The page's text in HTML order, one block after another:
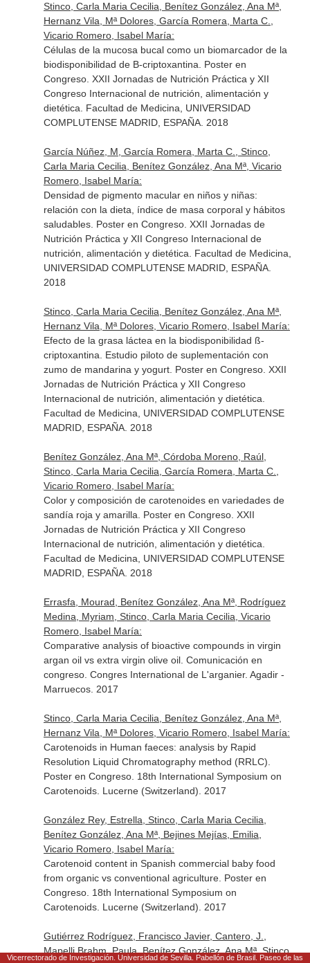
Stinco, Carla Maria Cecilia, Benítez González, Ana Mª,
Hernanz Vila, Mª Dolores, García Romera, Marta C.,
Vicario Romero, Isabel María:
Células de la mucosa bucal como un biomarcador de la
biodisponibilidad de B-criptoxantina. Poster en
Congreso. XXII Jornadas de Nutrición Práctica y XII
Congreso Internacional de nutrición, alimentación y
dietética. Facultad de Medicina, UNIVERSIDAD
COMPLUTENSE MADRID, ESPAÑA. 2018
García Núñez, M, García Romera, Marta C., Stinco,
Carla Maria Cecilia, Benítez González, Ana Mª, Vicario
Romero, Isabel María:
Densidad de pigmento macular en niños y niñas:
relación con la dieta, índice de masa corporal y hábitos
saludables. Poster en Congreso. XXII Jornadas de
Nutrición Práctica y XII Congreso Internacional de
nutrición, alimentación y dietética. Facultad de Medicina,
UNIVERSIDAD COMPLUTENSE MADRID, ESPAÑA.
2018
Stinco, Carla Maria Cecilia, Benítez González, Ana Mª,
Hernanz Vila, Mª Dolores, Vicario Romero, Isabel María:
Efecto de la grasa láctea en la biodisponibilidad ß-
criptoxantina. Estudio piloto de suplementación con
zumo de mandarina y yogurt. Poster en Congreso. XXII
Jornadas de Nutrición Práctica y XII Congreso
Internacional de nutrición, alimentación y dietética.
Facultad de Medicina, UNIVERSIDAD COMPLUTENSE
MADRID, ESPAÑA. 2018
Benítez González, Ana Mª, Córdoba Moreno, Raúl,
Stinco, Carla Maria Cecilia, García Romera, Marta C.,
Vicario Romero, Isabel María:
Color y composición de carotenoides en variedades de
sandía roja y amarilla. Poster en Congreso. XXII
Jornadas de Nutrición Práctica y XII Congreso
Internacional de nutrición, alimentación y dietética.
Facultad de Medicina, UNIVERSIDAD COMPLUTENSE
MADRID, ESPAÑA. 2018
Errasfa, Mourad, Benítez González, Ana Mª, Rodríguez
Medina, Myriam, Stinco, Carla Maria Cecilia, Vicario
Romero, Isabel María:
Comparative analysis of bioactive compounds in virgin
argan oil vs extra virgin olive oil. Comunicación en
congreso. Congres International de L'arganier. Agadir -
Marruecos. 2017
Stinco, Carla Maria Cecilia, Benítez González, Ana Mª,
Hernanz Vila, Mª Dolores, Vicario Romero, Isabel María:
Carotenoids in Human faeces: analysis by Rapid
Resolution Liquid Chromatography method (RRLC).
Poster en Congreso. 18th International Symposium on
Carotenoids. Lucerne (Switzerland). 2017
González Rey, Estrella, Stinco, Carla Maria Cecilia,
Benítez González, Ana Mª, Bejines Mejías, Emilia,
Vicario Romero, Isabel María:
Carotenoid content in Spanish commercial baby food
from organic vs conventional agriculture. Poster en
Congreso. 18th International Symposium on
Carotenoids. Lucerne (Switzerland). 2017
Gutiérrez Rodríguez, Francisco Javier, Cantero, J.,
Mapelli Brahm, Paula, Benítez González, Ana Mª, Stinco,
Vicerrectorado de Investigación. Universidad de Sevilla. Pabellón de Brasil. Paseo de las